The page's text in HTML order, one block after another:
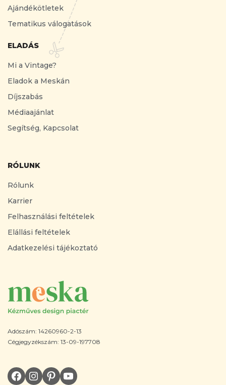
Ajándékötletek
Tematikus válogatások
ELADÁS
Mi a Vintage?
Eladok a Meskán
Díjszabás
Médiaajánlat
Segítség, Kapcsolat
RÓLUNK
Rólunk
Karrier
Felhasználási feltételek
Elállási feltételek
Adatkezelési tájékoztató
Adószám: 14260960-2-13
Cégjegyzékszám: 13-09-197708